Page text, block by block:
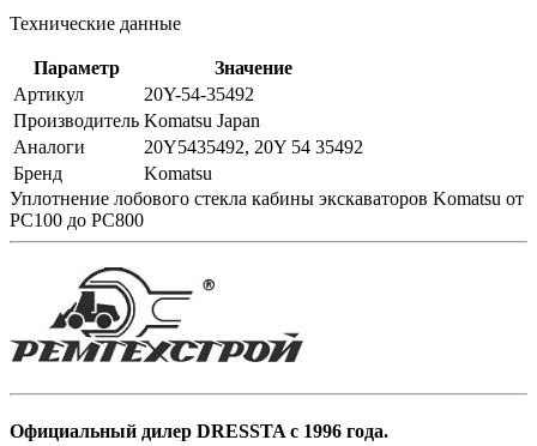
Технические данные
Параметр
Значение
Артикул
20Y-54-35492
Производитель Komatsu Japan
Аналоги
20Y5435492, 20Y 54 35492
Бренд
Komatsu
Уплотнение лобового стекла кабины экскаваторов Komatsu от
PC100 до PC800
Официальный дилер DRESSTA с 1996 года.